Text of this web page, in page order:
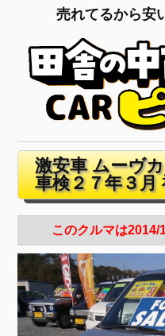
売れてるから安
激安車 ムーヴ
車検２７年３月
このクルマは2014/